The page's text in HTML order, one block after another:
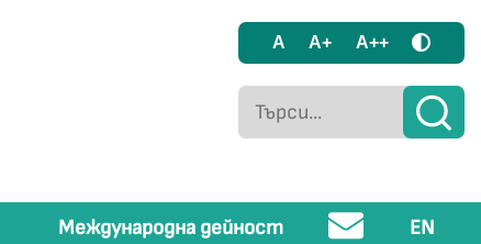
A A+ A++
Международна дейност EN